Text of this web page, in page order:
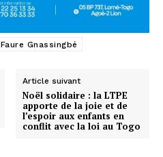
Faure Gnassingbé
Article suivant
Noël solidaire : la LTPE
apporte de la joie et de
l’espoir aux enfants en
conflit avec la loi au Togo